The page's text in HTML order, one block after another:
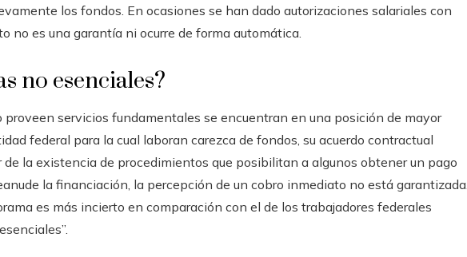
los fondos. En ocasiones se han dado autorizaciones salariales con
no es una garantía ni ocurre de forma automática.
no esenciales?
servicios fundamentales se encuentran en una posición de mayor
federal para la cual laboran carezca de fondos, su acuerdo contractual
de la existencia de procedimientos que posibilitan a algunos obtener un pago
la financiación, la percepción de un cobro inmediato no está garantizada.
es más incierto en comparación con el de los trabajadores federales